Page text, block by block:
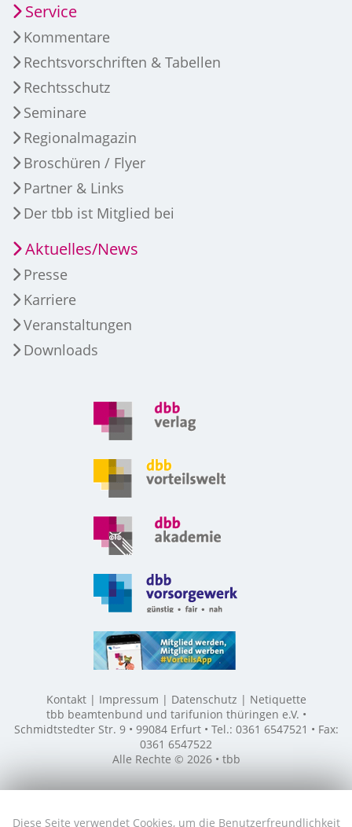
Diese Seite verwendet Cookies, um die Benutzerfreundlichkeit
Service
Kommentare
Rechtsvorschriften & Tabellen
Rechtsschutz
Seminare
Regionalmagazin
Broschüren / Flyer
Partner & Links
Der tbb ist Mitglied bei
Aktuelles/News
Presse
Karriere
Veranstaltungen
Downloads
Kontakt Impressum Datenschutz
Netiquette
tbb beamtenbund und tarifunion thüringen e.V. •
Schmidtstedter Str. 9 • 99084 Erfurt • Tel.: 0361 6547521 • Fax:
0361 6547522
Alle Rechte © 2026 • tbb